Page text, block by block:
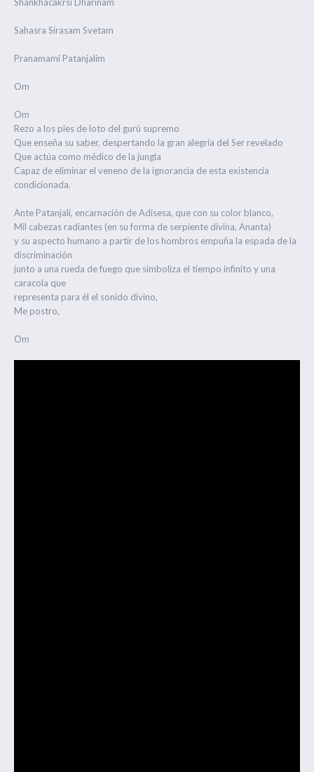
Sahasra Sirasam Svetam
Pranamami Patanjalim
Om
Om
Rezo a los pies de loto del gurú supremo
Que enseña su saber, despertando la gran alegría del Ser revelado
Que actúa como médico de la jungla
Capaz de eliminar el veneno de la ignorancia de esta existencia
condicionada.
Ante Patanjali, encarnación de Adisesa, que con su color blanco,
Mil cabezas radiantes (en su forma de serpiente divina, Ananta)
y su aspecto humano a partir de los hombros empuña la espada de la
discriminación
junto a una rueda de fuego que simboliza el tiempo infinito y una
caracola que
representa para él el sonido divino,
Me postro,
Om